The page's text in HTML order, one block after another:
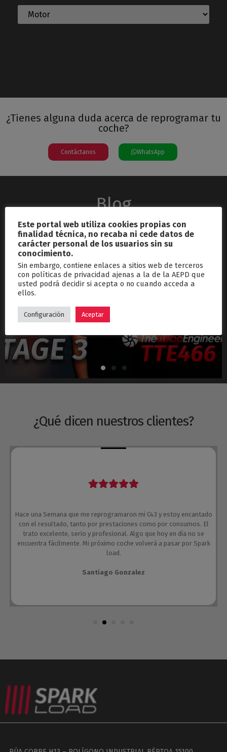
¿Tienes alguna duda acerca de reprogramar tu
coche?
Contáctanos WhatsApp
Blog
septiembre 26, 2024
Hyundai i30N Stage 3 – Turbo TTE466
¿Qué dicen nuestros clientes?
Hace una Semana que me reprogramaron mi C43 y estoy encantado
con el resultado, tanto por prestaciones como por consumos. El
trato excelente, serio y profesional. Algo que hoy en día no se
encuentra fácilmente. Mi próximo coche volverá a pasar por Spark
load.
Santiago Gonzalez
Este portal web utiliza cookies propias con
finalidad técnica, no recaba ni cede datos de
carácter personal de los usuarios sin su
conocimiento.
Sin embargo, contiene enlaces a sitios web de terceros
con políticas de privacidad ajenas a la de la AEPD que
usted podrá decidir si acepta o no cuando acceda a
ellos.
Configuración Aceptar